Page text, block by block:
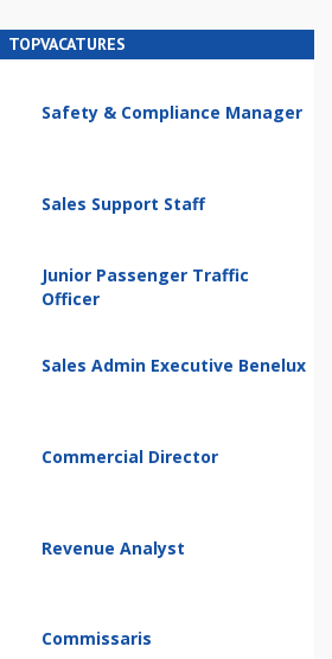
TOPVACATURES
Safety & Compliance Manager
Sales Support Staff
Junior Passenger Traffic
Officer
Sales Admin Executive Benelux
Commercial Director
Revenue Analyst
Commissaris